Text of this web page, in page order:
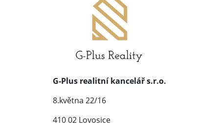
G-Plus realitní kancelář s.r.o.
8.května 22/16
410 02 Lovosice